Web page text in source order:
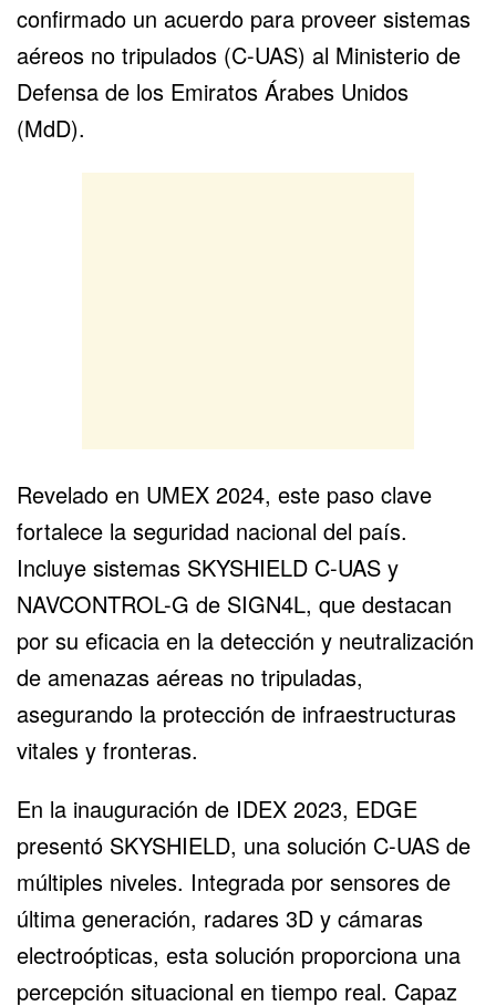
confirmado un acuerdo para proveer sistemas
aéreos no tripulados (C-UAS) al Ministerio de
Defensa de los Emiratos Árabes Unidos
(MdD).
Revelado en UMEX 2024, este paso clave
fortalece la seguridad nacional del país.
Incluye sistemas SKYSHIELD C-UAS y
NAVCONTROL-G de SIGN4L, que destacan
por su eficacia en la detección y neutralización
de amenazas aéreas no tripuladas,
asegurando la protección de infraestructuras
vitales y fronteras.
En la inauguración de IDEX 2023, EDGE
presentó SKYSHIELD, una solución C-UAS de
múltiples niveles. Integrada por sensores de
última generación, radares 3D y cámaras
electroópticas, esta solución proporciona una
percepción situacional en tiempo real. Capaz